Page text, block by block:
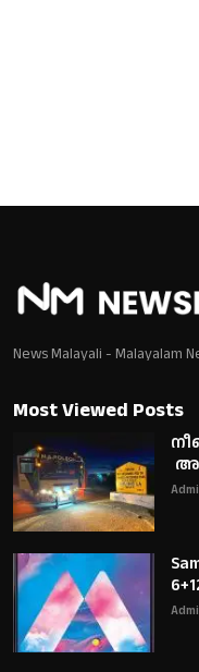
News Malayali - Malayalam
Most Viewed Posts